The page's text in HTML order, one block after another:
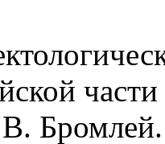
В.